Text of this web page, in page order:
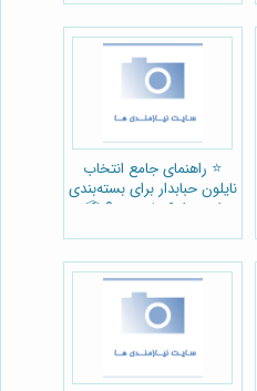
⭐️ راهنمای جامع انتخاب
نایلون حبابدار برای بسته‌بندی
ایمن: از کجا بخریم؟ 📦